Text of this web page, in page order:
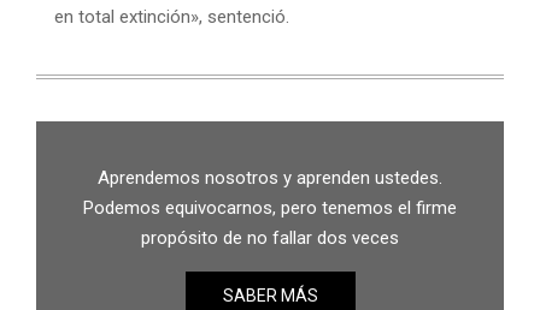
en total extinción», sentenció.
Aprendemos nosotros y aprenden ustedes.
Podemos equivocarnos, pero tenemos el firme
propósito de no fallar dos veces
SABER MÁS